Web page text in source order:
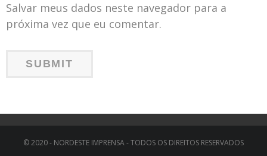
Salvar meus dados neste navegador para a
próxima vez que eu comentar.
© 2020 - NORDESTE IMPRENSA - TODOS OS DIREITOS RESERVADOS